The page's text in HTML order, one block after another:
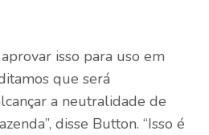
isso para uso em
que será
a neutralidade de
disse Button. “Isso é